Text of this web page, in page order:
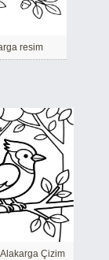
resim
Çizim